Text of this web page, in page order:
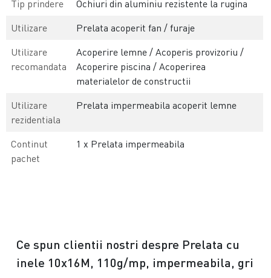
Tip prindere
Ochiuri din aluminiu rezistente la rugina
Utilizare
Prelata acoperit fan / furaje
Utilizare
recomandata
Acoperire lemne / Acoperis provizoriu /
Acoperire piscina / Acoperirea
materialelor de constructii
Utilizare
rezidentiala
Prelata impermeabila acoperit lemne
Continut
pachet
1 x Prelata impermeabila
Ce spun clientii nostri despre Prelata cu
inele 10x16M, 110g/mp, impermeabila, gri